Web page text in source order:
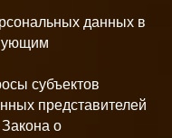
данных в
субъектов
представителей
о